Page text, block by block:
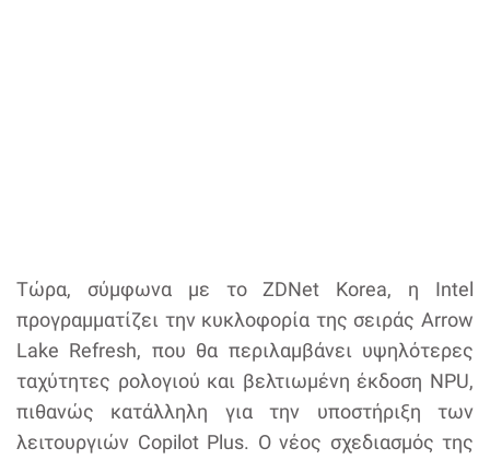
Τώρα, σύμφωνα με το ZDNet Korea, η Intel
προγραμματίζει την κυκλοφορία της σειράς Arrow
Lake Refresh, που θα περιλαμβάνει υψηλότερες
ταχύτητες ρολογιού και βελτιωμένη έκδοση NPU,
πιθανώς κατάλληλη για την υποστήριξη των
λειτουργιών Copilot Plus. Ο νέος σχεδιασμός της